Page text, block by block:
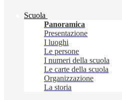
Scuola
Panoramica
Presentazione
I luoghi
Le persone
I numeri della scuola
Le carte della scuola
Organizzazione
La storia